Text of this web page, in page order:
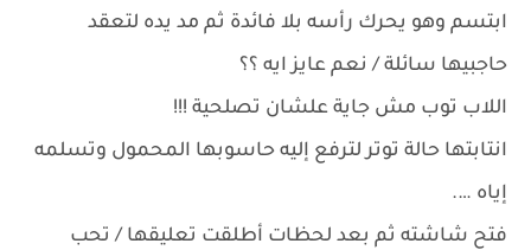
ابتسم وهو يحرك رأسه بلا فائدة ثم مد يده لتعقد
حاجبيها سائلة / نعم عايز ايه ؟؟
اللاب توب مش جاية علشان تصلحية !!!
انتابتها حالة توتر لترفع إليه حاسوبها المحمول وتسلمه
إياه ….
فتح شاشته ثم بعد لحظات أطلقت تعليقها / تحب